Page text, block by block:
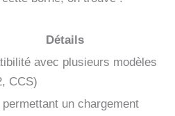
Détails
avec plusieurs modèles
CCS)
permettant un chargement